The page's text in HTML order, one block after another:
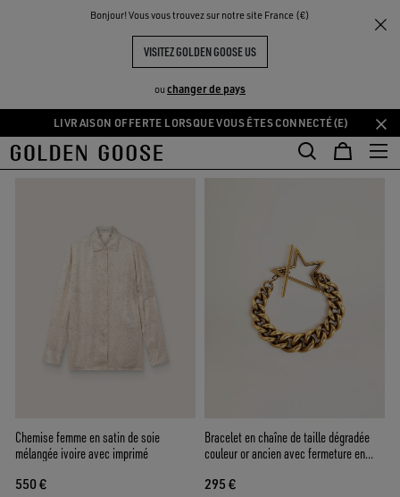
Bonjour! Vous vous trouvez sur notre site France (€)
VISITEZ GOLDEN GOOSE US
ou changer de pays
Aller
au
Aller
au
LIVRAISON OFFERTE LORSQUE VOUS ÊTES CONNECTÉ(E)
THE
COMMUNITY
Occasions Spéciales
OCCASIONS SPÉCIALES POUR FEMME
FILTRER ET TRIER
Chemise femme en satin de soie
mélangée ivoire avec imprimé
550 €
Bracelet en chaîne de taille dégradée
couleur or ancien avec fermeture en
295 €